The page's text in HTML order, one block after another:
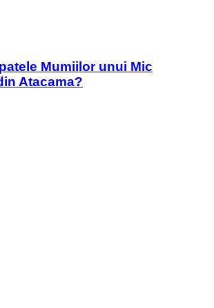
Mumiilor unui Mic
Atacama?